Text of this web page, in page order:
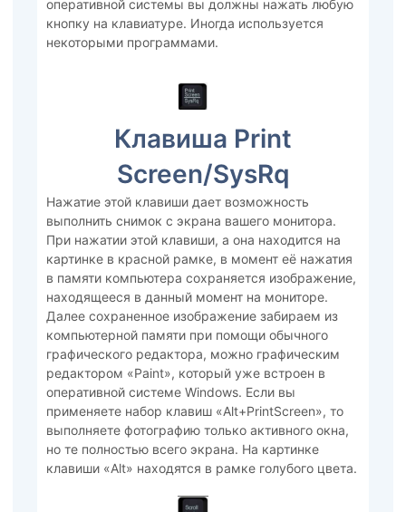
оперативной системы вы должны нажать любую
кнопку на клавиатуре. Иногда используется
некоторыми программами.
Клавиша Print
Screen/SysRq
Нажатие этой клавиши дает возможность
выполнить снимок с экрана вашего монитора.
При нажатии этой клавиши, а она находится на
картинке в красной рамке, в момент её нажатия
в памяти компьютера сохраняется изображение,
находящееся в данный момент на мониторе.
Далее сохраненное изображение забираем из
компьютерной памяти при помощи обычного
графического редактора, можно графическим
редактором «Paint», который уже встроен в
оперативной системе Windows. Если вы
применяете набор клавиш «Alt+PrintScreen», то
выполняете фотографию только активного окна,
но те полностью всего экрана. На картинке
клавиши «Alt» находятся в рамке голубого цвета.